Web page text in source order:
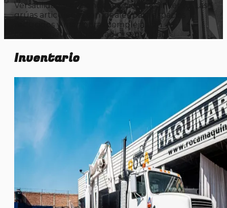
Versatilidad y eficiencia en cada movimiento. Las
grúas articuladas son ideales para espacios
reducidos y maniobras complejas, sin
comprometer capacidad ni seguridad.
Inventario